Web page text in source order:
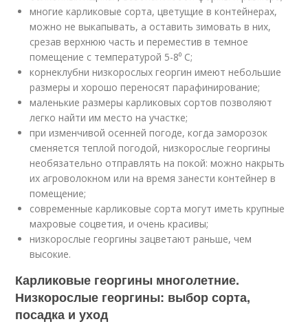
многие карликовые сорта, цветущие в контейнерах,
можно не выкапывать, а оставить зимовать в них,
срезав верхнюю часть и переместив в темное
помещение с температурой 5-8⁰ С;
корнеклубни низкорослых георгин имеют небольшие
размеры и хорошо переносят парафинирование;
маленькие размеры карликовых сортов позволяют
легко найти им место на участке;
при изменчивой осенней погоде, когда заморозок
сменяется теплой погодой, низкорослые георгины
необязательно отправлять на покой: можно накрыть
их агроволокном или на время занести контейнер в
помещение;
современные карликовые сорта могут иметь крупные
махровые соцветия, и очень красивы;
низкорослые георгины зацветают раньше, чем
высокие.
Карликовые георгины многолетние.
Низкорослые георгины: выбор сорта,
посадка и уход